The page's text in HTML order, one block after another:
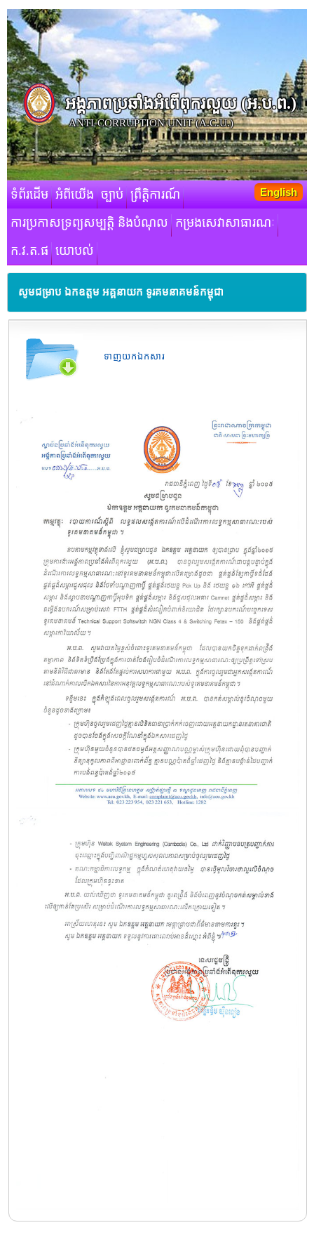
អង្គភាពប្រឆាំងអំពើពុករលួយ​ (អ.ប.ព.)
ANTI-CORRUPTION UNIT (A.C.U.)
ទំព័រដើម អំពីយើង ច្បាប់ ព្រឹត្តិការណ៍
ការប្រកាសទ្រព្យសម្បត្តិ និងបំណុល កម្រងសេវាសាធារណៈ
ក.វ.ត.ផ យោបល់
English
សូមជម្រាប ឯកឧត្តម អគ្គនាយក ទូរគមនាគមន៍កម្ពុជា
ទាញយកឯកសារ